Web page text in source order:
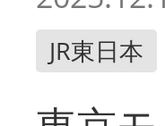
JR東日本